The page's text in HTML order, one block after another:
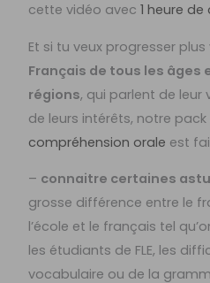
cette vidéo avec1 heure
Et si tu veux progresser plus
Français de tous les âges
régions, qui parlent de leur
de leurs intérêts, notre pack
compréhension orale est
– connaitre certaines
grosse différence entre le
l’école et le français tel
les étudiants de FLE, les
vocabulaire ou de la